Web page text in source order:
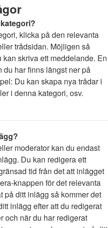
klicka på den relevanta
trådsidan. Möjligen så
skriva ett meddelande. En
har finns längst ner på
Du kan skapa nya trådar i
i denna kategori, osv.
moderator kan du endast
Du kan redigera ett
tid från det att inlägget
knappen för det relevanta
på ditt inlägg så kommer det
inlägg efter att du redigerat
och när du har redigerat